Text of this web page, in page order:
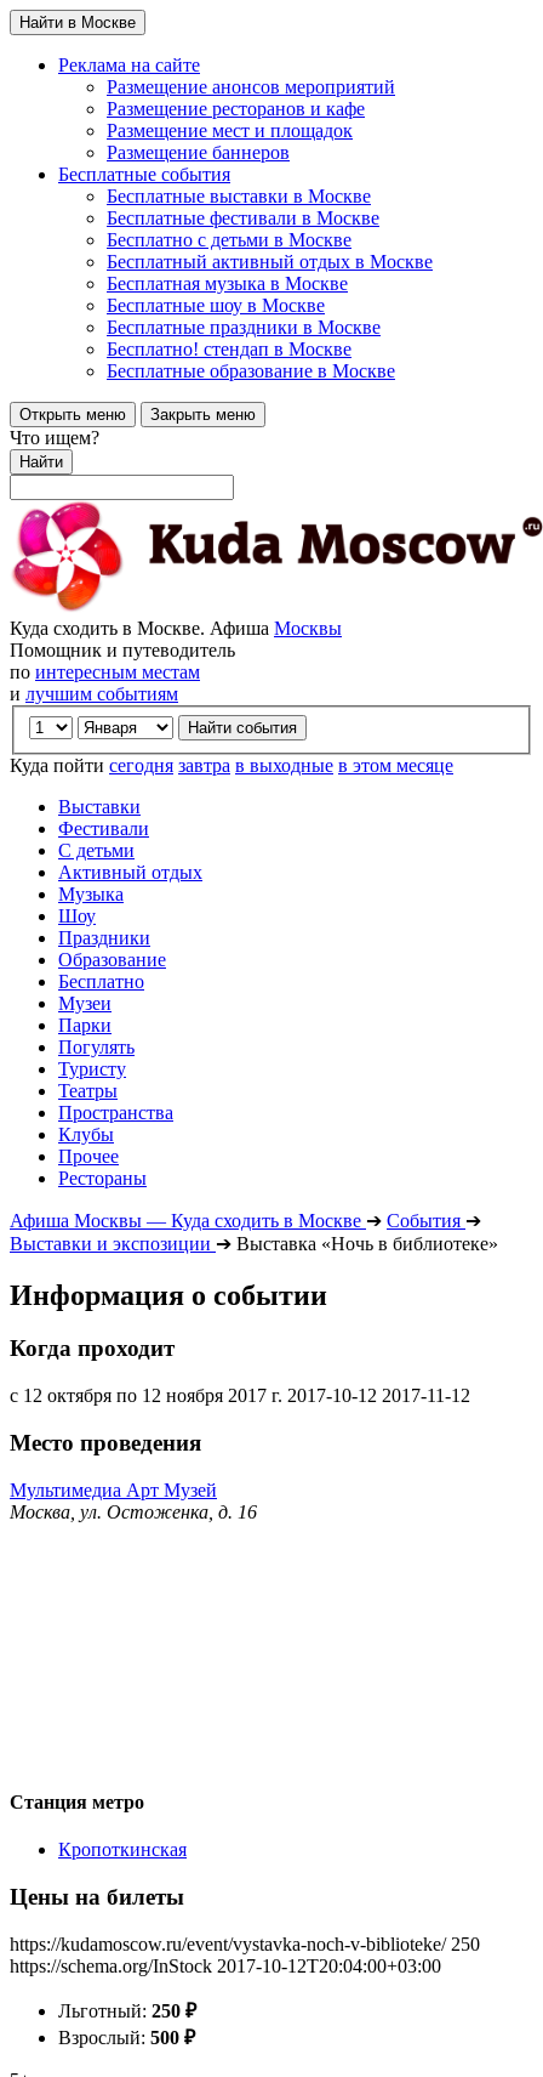
Найти в Москве
Реклама на сайте
Размещение анонсов мероприятий
Размещение ресторанов и кафе
Размещение мест и площадок
Размещение баннеров
Бесплатные события
Бесплатные выставки в Москве
Бесплатные фестивали в Москве
Бесплатно с детьми в Москве
Бесплатный активный отдых в Москве
Бесплатная музыка в Москве
Бесплатные шоу в Москве
Бесплатные праздники в Москве
Бесплатно! стендап в Москве
Бесплатные образование в Москве
Открыть меню Закрыть меню
Что ищем?
Найти
Куда сходить в Москве. Афиша Москвы
Помощник и путеводитель
по интересным местам
и лучшим событиям
Куда пойти сегодня завтра в выходные в этом месяце
Выставки
Фестивали
С детьми
Активный отдых
Музыка
Шоу
Праздники
Образование
Бесплатно
Музеи
Парки
Погулять
Туристу
Театры
Пространства
Клубы
Прочее
Рестораны
Афиша Москвы — Куда сходить в Москве ➔ События ➔
Выставки и экспозиции ➔ Выставка «Ночь в библиотеке»
Информация о событии
Когда проходит
с 12 октября по 12 ноября 2017 г. 2017-10-12 2017-11-12
Место проведения
Мультимедиа Арт Музей
Москва, ул. Остоженка, д. 16
Станция метро
Кропоткинская
Цены на билеты
https://kudamoscow.ru/event/vystavka-noch-v-biblioteke/ 250
https://schema.org/InStock 2017-10-12T20:04:00+03:00
Льготный: 250 ₽
Взрослый: 500 ₽